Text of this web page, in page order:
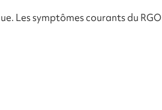
Les symptômes courants du RGO